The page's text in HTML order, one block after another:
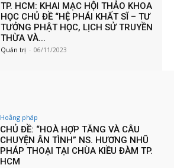
TP. HCM: KHAI MẠC HỘI THẢO KHOA
HỌC CHỦ ĐỀ “HỆ PHÁI KHẤT SĨ – TƯ
TƯỞNG PHẬT HỌC, LỊCH SỬ TRUYỀN
THỪA VÀ...
Quản trị - 06/11/2023
Hoằng pháp
CHỦ ĐỀ: “HOÀ HỢP TĂNG VÀ CÂU
CHUYỆN ÂN TÌNH” NS. HƯƠNG NHŨ
PHÁP THOẠI TẠI CHÙA KIỀU ĐÀM TP.
HCM